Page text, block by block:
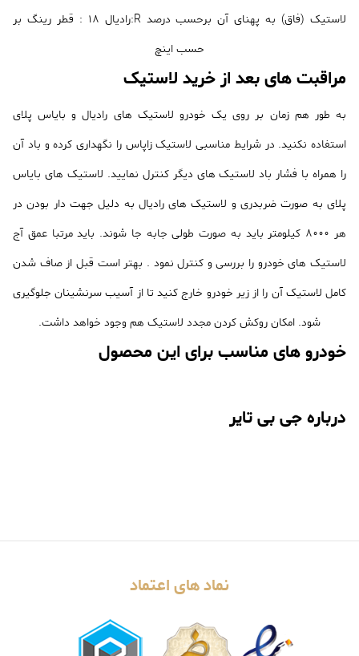
لاستیک (فاق) به پهنای آن برحسب درصد R:رادیال 18 : قطر رینگ بر
حسب اینچ
مراقبت های بعد از خرید لاستیک
به طور هم زمان بر روی یک خودرو لاستیک های رادیال و بایاس پلای
استفاده نکنید. در شرایط مناسبی لاستیک زاپاس را نگهداری کرده و باد آن
را همراه با فشار باد لاستیک های دیگر کنترل نمایید. لاستیک های بایاس
پلای به صورت ضربدری و لاستیک های رادیال به دلیل جهت دار بودن در
هر 8000 کیلومتر باید به صورت طولی جابه جا شوند. باید مرتبا عمق آج
لاستیک های خودرو را بررسی و کنترل نمود . بهتر است قبل از صاف شدن
کامل لاستیک آن را از زیر خودرو خارج کنید تا از آسیب سرنشینان جلوگیری
شود. امکان روکش کردن مجدد لاستیک هم وجود خواهد داشت.
خودرو های مناسب برای این محصول
درباره جی بی تایر
نماد های اعتماد